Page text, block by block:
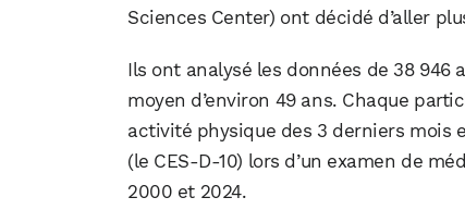
Sciences Center) ont décidé d’aller
Ils ont analysé les données de 38 946
moyen d’environ 49 ans. Chaque
activité physique des 3 derniers mois
(le CES-D-10) lors d’un examen de
2000 et 2024.